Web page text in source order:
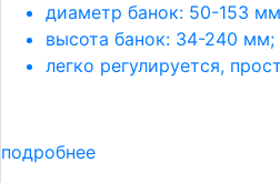
диаметр банок: 50-153
высота банок: 34-240 мм;
легко регулируется,
подробнее